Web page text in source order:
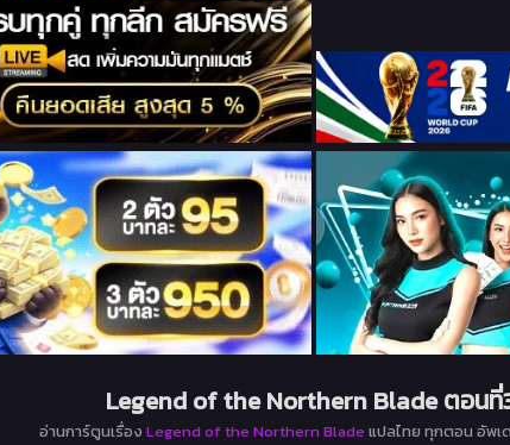
Legend of the Northern Blade ตอนที่
อ่านการ์ตูนเรื่อง Legend of the Northern Blade แปลไทย ทุกตอน อัพ